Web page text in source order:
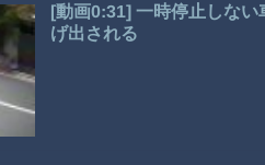
[動画0:31] 一時停止しな
げ出される